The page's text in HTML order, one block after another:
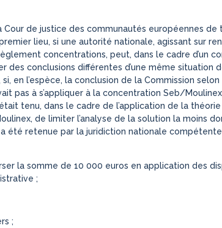
Cour de justice des communautés européennes de
lieu, si une autorité nationale, agissant sur
concentrations, peut, dans le cadre d’un
des conclusions différentes d’une même situation
en l’espèce, la conclusion de la Commission
pas à s’appliquer à la concentration Seb/Moulinex
tenu, dans le cadre de l’application de la théorie
de limiter l’analyse de la solution la moins
été retenue par la juridiction nationale
la somme de 10 000 euros en application des
;
;